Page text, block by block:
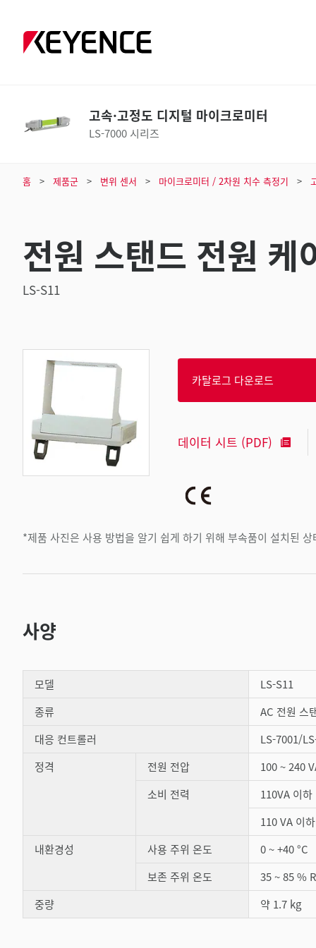
고속·고정도 디지털 마이크로미터
LS-7000 시리즈
홈 제품군 변위 센서 마이크로미터 / 2차원 치수 측정기
전원 스탠드 전원 케
LS-S11
*제품 사진은 사용 방법을 알기 쉽게 하기 위해 부속품이 설치된
카탈로그 다운로드
데이터 시트 (PDF)
사양
모델
LS-S11
종류
AC 전원 스
대응 컨트롤러
LS-7001/
정격
전원 전압
100 ~ 240
소비 전력
110VA 이하
110 VA 이하
내환경성
사용 주위 온도
0 ~ +40 °C
보존 주위 온도
35 ~ 85 %
중량
약 1.7 kg